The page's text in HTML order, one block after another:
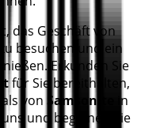
das Geschäft von
zu besuchen und ein
Erkunden Sie
für Sie bereithalten,
von Samsonite
in
und beginnen Sie